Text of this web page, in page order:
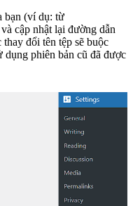
bạn (ví dụ: từ
cập nhật lại đường dẫn
đổi tên tệp sẽ buộc
phiên bản cũ đã được